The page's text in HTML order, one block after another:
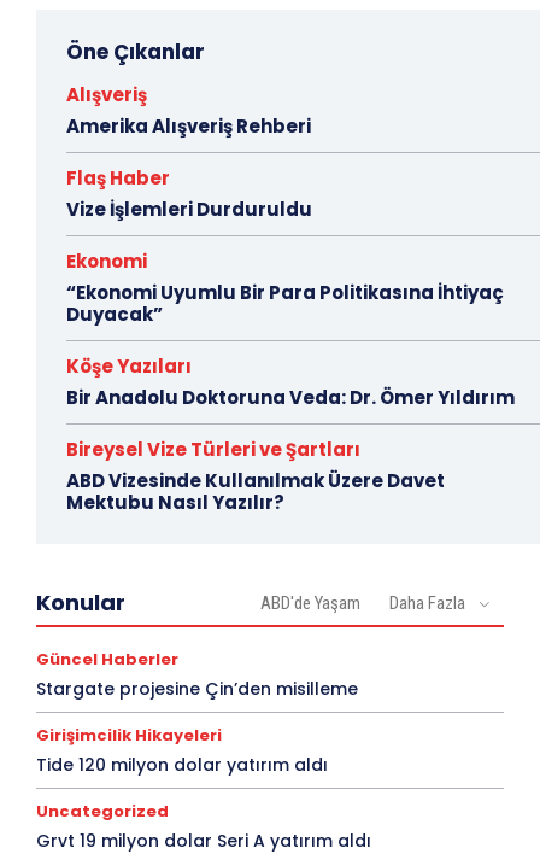
Öne Çıkanlar
Alışveriş
Amerika Alışveriş Rehberi
Flaş Haber
Vize İşlemleri Durduruldu
Ekonomi
“Ekonomi Uyumlu Bir Para Politikasına İhtiyaç
Duyacak”
Köşe Yazıları
Bir Anadolu Doktoruna Veda: Dr. Ömer Yıldırım
Bireysel Vize Türleri ve Şartları
ABD Vizesinde Kullanılmak Üzere Davet
Mektubu Nasıl Yazılır?
Konular ABD'de Yaşam Daha Fazla
Güncel Haberler
Stargate projesine Çin’den misilleme
Girişimcilik Hikayeleri
Tide 120 milyon dolar yatırım aldı
Uncategorized
Grvt 19 milyon dolar Seri A yatırım aldı